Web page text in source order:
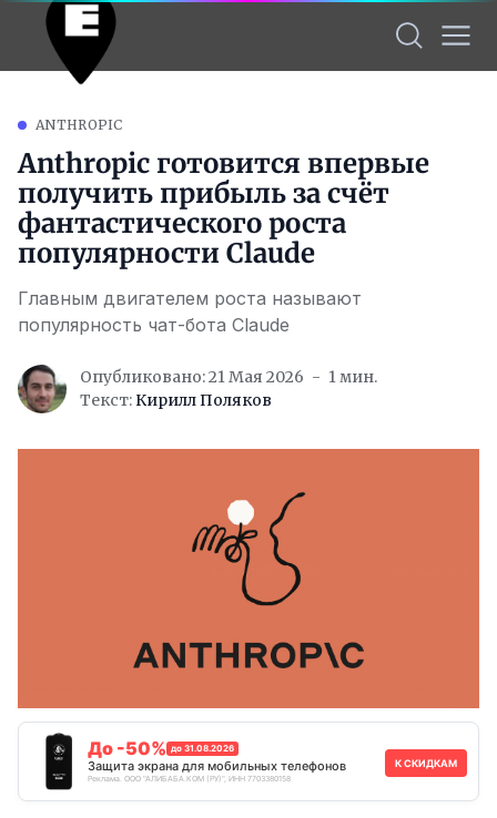
ANTHROPIC
Anthropic готовится впервые
получить прибыль за счёт
фантастического роста
популярности Claude
Главным двигателем роста называют
популярность чат-бота Claude
Опубликовано: 21 Мая 2026
1 мин.
Текст: Кирилл Поляков
До -50% до 31.08.2026
Защита экрана для мобильных телефонов
Реклама. ООО "АЛИБАБА.КОМ (РУ)", ИНН 7703380158
К СКИДКАМ